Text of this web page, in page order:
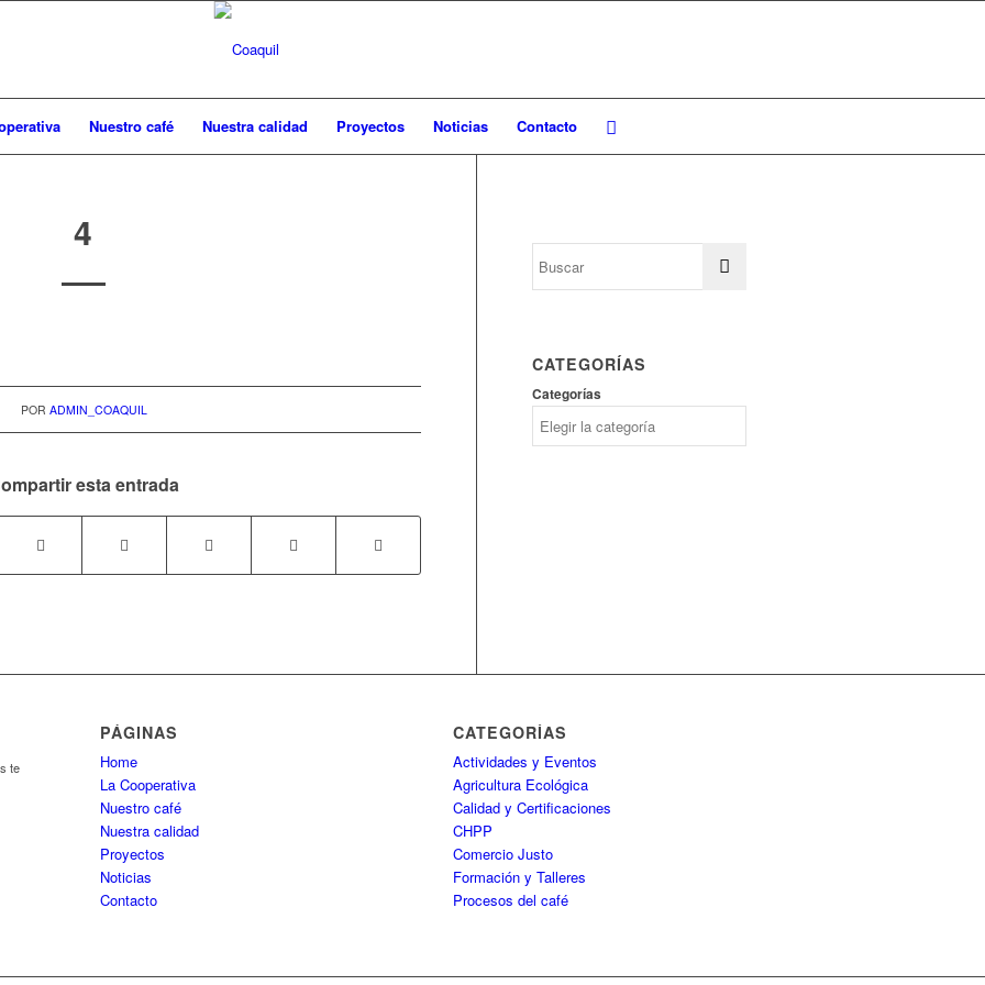
Nuestro café Nuestra calidad Proyectos Noticias Contacto
4
POR ADMIN_COAQUIL
esta entrada
CATEGORÍAS
Categorías
te
PÁGINAS
Home
La Cooperativa
Nuestro café
Nuestra calidad
Proyectos
Noticias
Contacto
CATEGORÍAS
Actividades y Eventos
Agricultura Ecológica
Calidad y Certificaciones
CHPP
Comercio Justo
Formación y Talleres
Procesos del café